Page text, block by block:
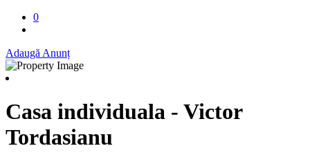
0
Adaugă Anunț
Casa individuala - Victor
Tordasianu